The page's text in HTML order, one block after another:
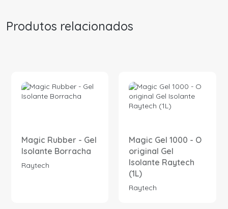
Produtos relacionados
Magic Rubber - Gel
Isolante Borracha
Raytech
Magic Gel 1000 - O
original Gel
Isolante Raytech
(1L)
Raytech